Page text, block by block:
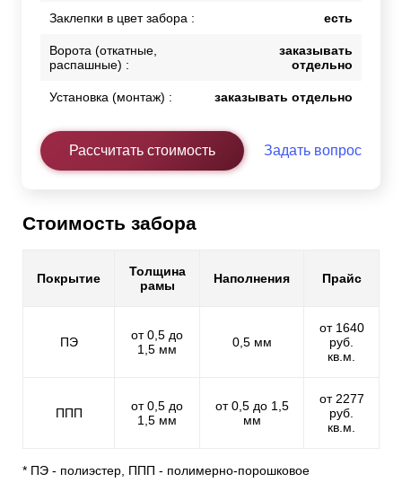
Заклепки в цвет забора : есть
Ворота (откатные,
распашные) :
заказывать
отдельно
Установка (монтаж) : заказывать отдельно
Рассчитать стоимость Задать вопрос
Стоимость забора
Покрытие
Толщина
рамы
Наполнения Прайс
ПЭ
от 0,5 до
1,5 мм
0,5 мм
от 1640
руб.
кв.м.
ППП
от 0,5 до
1,5 мм
от 0,5 до 1,5
мм
от 2277
руб.
кв.м.
* ПЭ - полиэстер, ППП - полимерно-порошковое